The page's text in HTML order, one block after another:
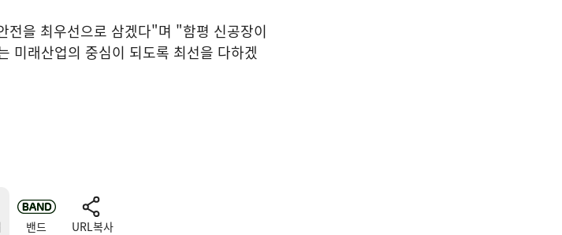
전을 최우선으로 삼겠다"며 "함평 신공장이
미래산업의 중심이 되도록 최선을 다하겠
밴드 URL복사